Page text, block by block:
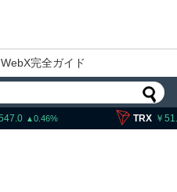
WebX完全ガイド
TRX 51.66